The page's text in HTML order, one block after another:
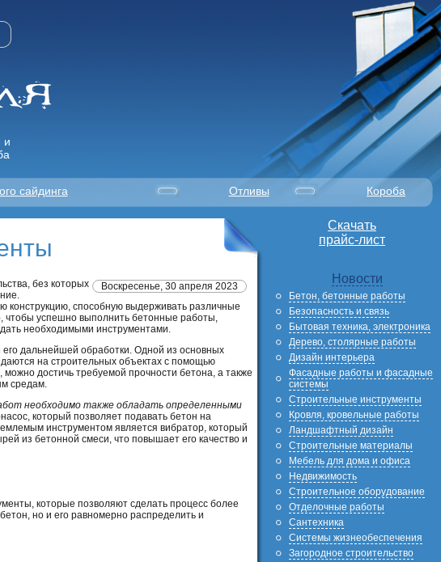
и
сайдинга Отливы Короба
Воскресенье, 30 апреля 2023
без которых
конструкцию, способную выдерживать различные
чтобы успешно выполнить бетонные работы,
необходимыми инструментами.
дальнейшей обработки. Одной из основных
на строительных объектах с помощью
достичь требуемой прочности бетона, а также
средам.
необходимо также обладать определенными
который позволяет подавать бетон на
инструментом является вибратор, который
из бетонной смеси, что повышает его качество и
которые позволяют сделать процесс более
но и его равномерно распределить и
Скачать
прайс-лист
Новости
Бетон, бетонные работы
Безопасность и связь
Бытовая техника, электроника
Дерево, столярные работы
Дизайн интерьера
Фасадные работы и фасадные
системы
Строительные инструменты
Кровля, кровельные работы
Ландшафтный дизайн
Строительные материалы
Мебель для дома и офиса
Недвижимость
Строительное оборудование
Отделочные работы
Сантехника
Системы жизнеобеспечения
Загородное строительство